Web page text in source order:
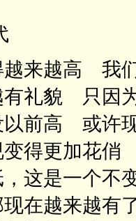
越来越高 我
有礼貌 只因
以前高 或许
变得更加花
这是一个不
在越来越有